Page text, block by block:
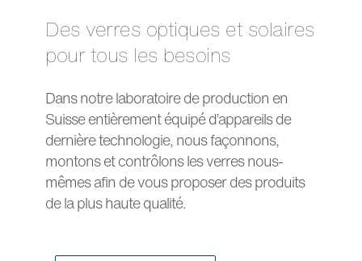
Des verres optiques et solaires
pour tous les besoins
Dans notre laboratoire de production en
Suisse entièrement équipé d’appareils de
dernière technologie, nous façonnons,
montons et contrôlons les verres nous-
mêmes afin de vous proposer des produits
de la plus haute qualité.